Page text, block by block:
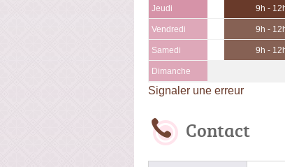
Jeudi 9h -
Vendredi 9h -
Samedi 9h -
Dimanche
Signaler une erreur
Contact